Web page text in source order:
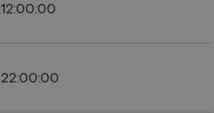
12:00:00
22:00:00